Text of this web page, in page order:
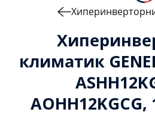
климатик
AOHH12KGCG,